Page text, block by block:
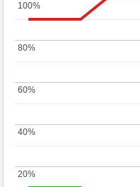
20%
20%
40%
40%
60%
60%
80%
80%
100%
100%